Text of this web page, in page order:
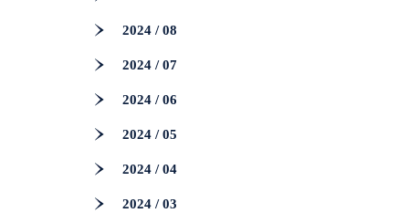
2024 / 08
2024 / 07
2024 / 06
2024 / 05
2024 / 04
2024 / 03